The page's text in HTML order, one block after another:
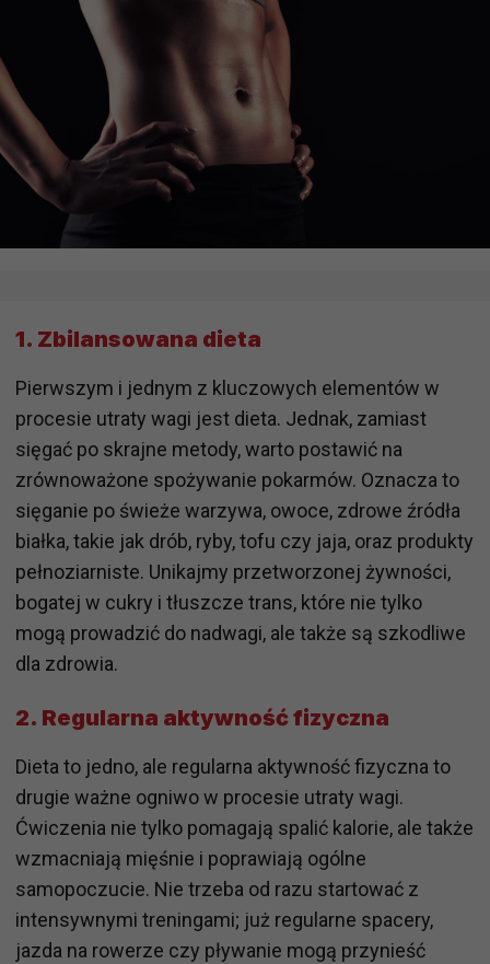
1. Zbilansowana dieta
Pierwszym i jednym z kluczowych elementów w
procesie utraty wagi jest dieta. Jednak, zamiast
sięgać po skrajne metody, warto postawić na
zrównoważone spożywanie pokarmów. Oznacza to
sięganie po świeże warzywa, owoce, zdrowe źródła
białka, takie jak drób, ryby, tofu czy jaja, oraz produkty
pełnoziarniste. Unikajmy przetworzonej żywności,
bogatej w cukry i tłuszcze trans, które nie tylko
mogą prowadzić do nadwagi, ale także są szkodliwe
dla zdrowia.
2. Regularna aktywność fizyczna
Dieta to jedno, ale regularna aktywność fizyczna to
drugie ważne ogniwo w procesie utraty wagi.
Ćwiczenia nie tylko pomagają spalić kalorie, ale także
wzmacniają mięśnie i poprawiają ogólne
samopoczucie. Nie trzeba od razu startować z
intensywnymi treningami; już regularne spacery,
jazda na rowerze czy pływanie mogą przynieść